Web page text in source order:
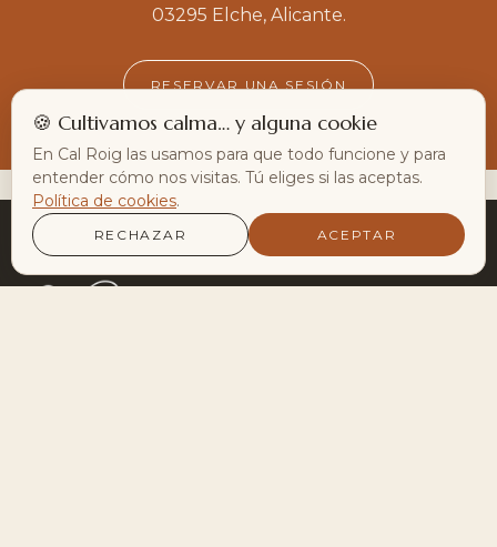
03295 Elche, Alicante.
RESERVAR UNA SESIÓN
🍪 Cultivamos calma… y alguna cookie
En Cal Roig las usamos para que todo funcione y para
entender cómo nos visitas. Tú eliges si las aceptas.
Política de cookies.
RECHAZAR ACEPTAR